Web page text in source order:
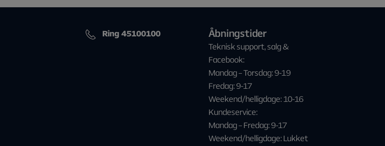
Ring 45100100 Åbningstider
Teknisk support, salg &
Facebook:
Mandag – Torsdag: 9-19
Fredag: 9-17
Weekend/helligdage: 10-16
Kundeservice:
Mandag – Fredag: 9-17
Weekend/helligdage: Lukket